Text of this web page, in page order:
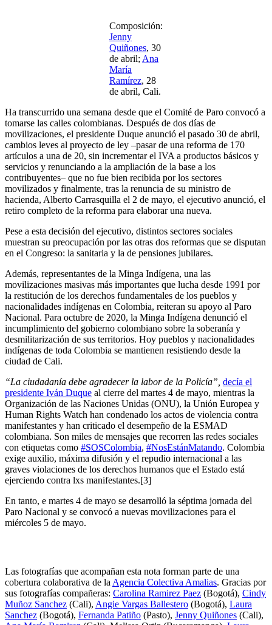
Composición:
Jenny
Quiñones, 30
de abril; Ana
María
Ramírez, 28
de abril, Cali.
Ha transcurrido una semana desde que el Comité de Paro convocó a
tomarse las calles colombianas. Después de dos días de
movilizaciones, el presidente Duque anunció el pasado 30 de abril,
cambios leves al proyecto de ley –pasar de una reforma de 170
artículos a una de 20, sin incrementar el IVA a productos básicos y
servicios y renunciando a la ampliación de la base a los
contribuyentes– que no fue bien recibida por los sectores
movilizados y finalmente, tras la renuncia de su ministro de
hacienda, Alberto Carrasquilla el 2 de mayo, el ejecutivo anunció, el
retiro completo de la reforma para elaborar una nueva.
Pese a esta decisión del ejecutivo, distintos sectores sociales
muestran su preocupación por las otras dos reformas que se disputan
en el Congreso: la sanitaria y la de pensiones jubilares.
Además, representantes de la Minga Indígena, una las
movilizaciones masivas más importantes que lucha desde 1991 por
la restitución de los derechos fundamentales de los pueblos y
nacionalidades indígenas en Colombia, reiteran su apoyo al Paro
Nacional. Para octubre de 2020, la Minga Indígena denunció el
incumplimiento del gobierno colombiano sobre la soberanía y
desmilitarización de sus territorios. Hoy pueblos y nacionalidades
indígenas de toda Colombia se mantienen resistiendo desde la
ciudad de Cali.
“La ciudadanía debe agradecer la labor de la Policía”, decía el
presidente Iván Duque al cierre del martes 4 de mayo, mientras la
Organización de las Naciones Unidas (ONU), la Unión Europea y
Human Rights Watch han condenado los actos de violencia contra
manifestantes y han criticado el desempeño de la ESMAD
colombiana. Son miles de mensajes que recorren las redes sociales
con etiquetas como #SOSColombia, #NosEstánMatando. Colombia
exige auxilio, máxima difusión y el repudio internacional a las
graves violaciones de los derechos humanos que el Estado está
ejerciendo contra lxs manifestantes.[3]
En tanto, e martes 4 de mayo se desarrolló la séptima jornada del
Paro Nacional y se convocó a nuevas movilizaciones para el
miércoles 5 de mayo.
Las fotografías que acompañan esta nota forman parte de una
cobertura colaborativa de la Agencia Colectiva Amalias. Gracias por
sus fotografías compañeras: Carolina Ramirez Paez (Bogotá), Cindy
Muñoz Sanchez (Cali), Angie Vargas Ballestero (Bogotá), Laura
Sanchez (Bogotá), Fernanda Patiño (Pasto), Jenny Quiñones (Cali),